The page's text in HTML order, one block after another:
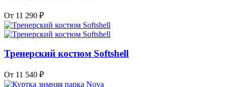
От 11 290 ₽
Тренерский костюм Softshell
От 11 540 ₽